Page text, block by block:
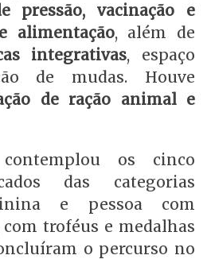
pressão, vacinação e
alimentação, além de
integrativas, espaço
de mudas. Houve
de ração animal e
os cinco
das categorias
e pessoa com
com troféus e medalhas
o percurso no